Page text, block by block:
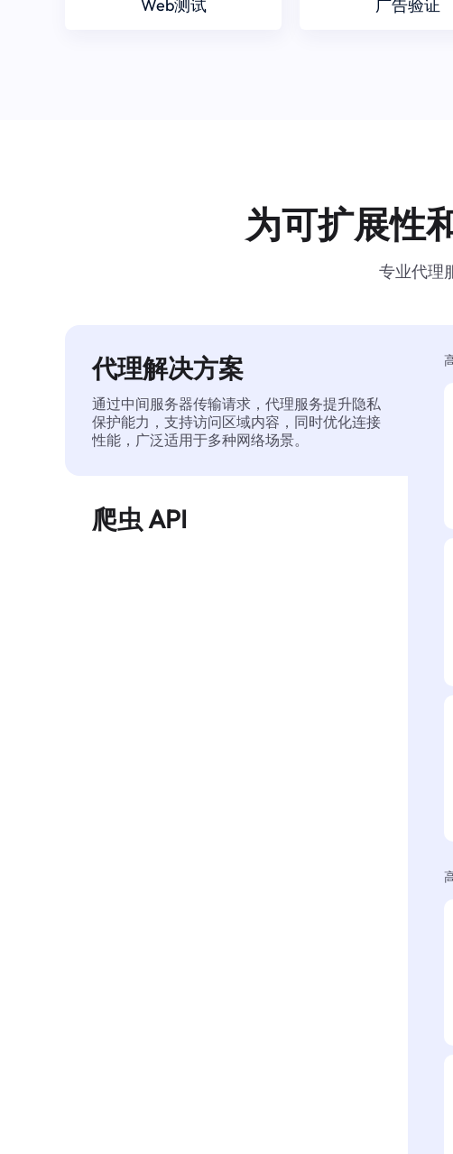
Web测试 广告验证
为可扩展性
专业代理
代理解决方案
通过中间服务器传输请求，代理服务提升隐私
保护能力，支持访问区域内容，同时优化连接
性能，广泛适用于多种网络场景。
爬虫 API